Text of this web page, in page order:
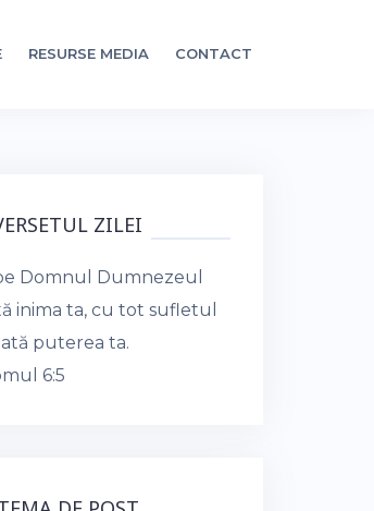
RESURSE MEDIA CONTACT
ZILEI
Domnul Dumnezeul
inima ta, cu tot sufletul
puterea ta.
6:5